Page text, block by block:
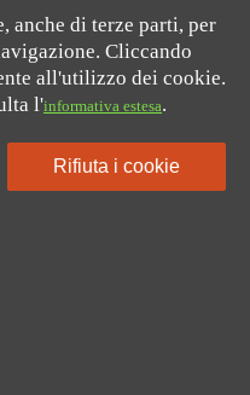
Italia è Master Franchisor
sul conosciutissimo e
anche di terze parti, per
Cliccando
all'utilizzo dei cookie.
l'informativa estesa.
Rifiuta i cookie